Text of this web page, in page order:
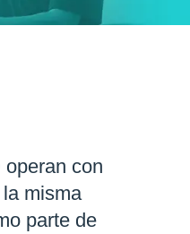
con
misma
parte de